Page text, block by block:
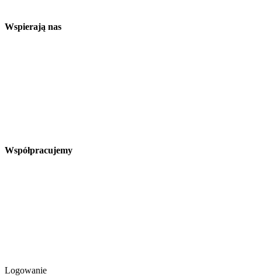
Wspierają nas
Współpracujemy
Logowanie